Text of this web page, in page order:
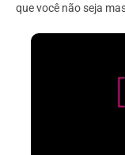
que você não seja